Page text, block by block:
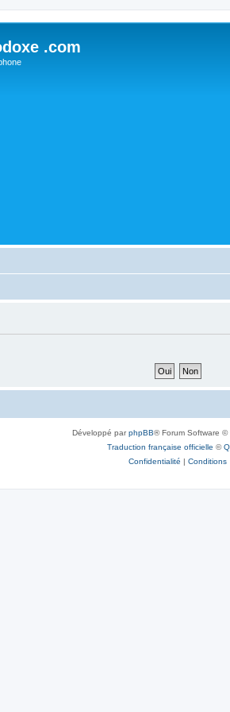
.com
Développé parphpBB® Forum Software ©
Traduction française officielle ©
Confidentialité | Conditions